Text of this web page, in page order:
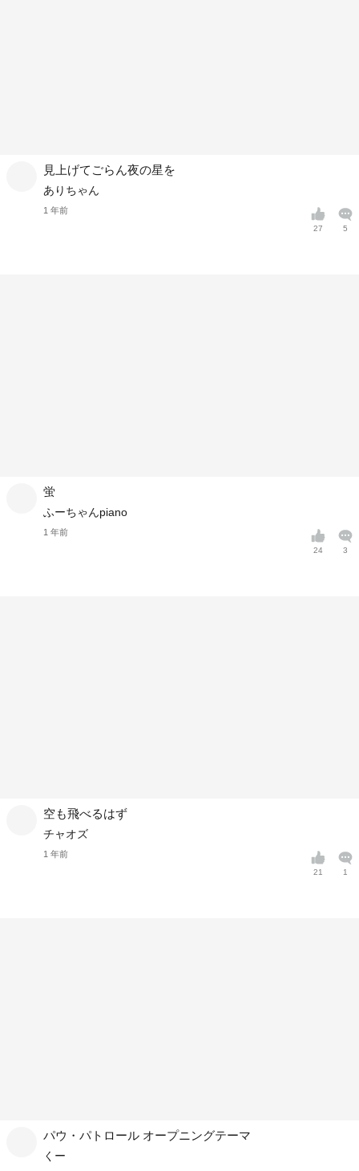
見上げてごらん夜の星を
ありちゃん
1 年前
27 5
蛍
ふーちゃんpiano
1 年前
24 3
空も飛べるはず
チャオズ
1 年前
21 1
パウ・パトロール オープニングテーマ
くー